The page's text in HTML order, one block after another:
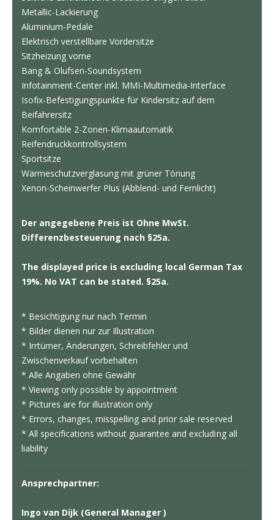
Metallic-Lackierung
Aluminium-Pedale
Elektrisch verstellbare Vordersitze
Sitzheizung vorne
Bang & Olufsen-Soundsystem
Infotainment-Center inkl. MMI-Multimedia-Interface
Isofix-Befestigungspunkte für Kindersitz auf dem
Beifahrersitz
Komfortable 2-Zonen-Klimaautomatik
Reifendruckkontrollsystem
Sportsitze
Wärmeschutzverglasung mit grüner Tönung
Xenon-Scheinwerfer Plus (Abblend- und Fernlicht)
Der angegebene Preis ist Ohne MwSt.
Differenzbesteuerung nach §25a.
The displayed price is excluding local German Tax
19%. No VAT can be stated. §25a.
* Besichtigung nur nach Termin
* Bilder dienen nur zur Illustration
* Irrtümer, Änderungen, Schreibfehler und
Zwischenverkauf vorbehalten
* Alle Angaben ohne Gewähr
* Viewing only possible by appointment
* Pictures are for illustration only
* Errors, changes, misspelling and prior sale reserved
* All specifications without guarantee and excluding all
liability
Ansprechpartner:
Ingo van Dijk (General Manager )